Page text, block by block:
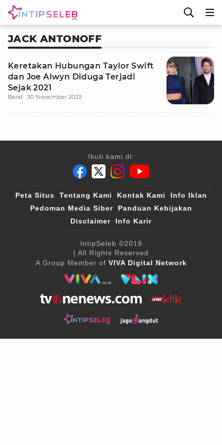
JACK ANTONOFF
Keretakan Hubungan Taylor Swift
dan Joe Alwyn Diduga Terjadi
Sejak 2021
Barat 30 November 2023
Ikuti kami di:
Peta Situs Tentang Kami Kontak Kami
Info Iklan
Pedoman Media Siber
Panduan Kebijakan
Disclaimer
Info Karir
IntipSeleb ©2019
| All Rights Reserved
A Group Member of VIVA Digital Network